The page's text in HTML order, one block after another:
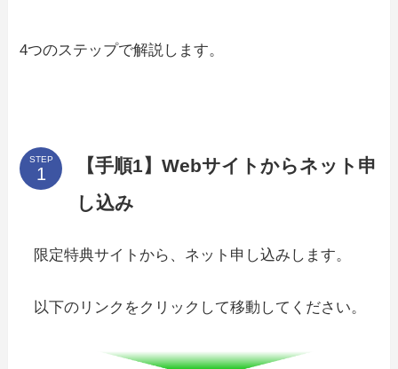
4つのステップで解説します。
STEP
【手順1】Webサイトからネット申
し込み
限定特典サイトから、ネット申し込みします。
以下のリンクをクリックして移動してください。